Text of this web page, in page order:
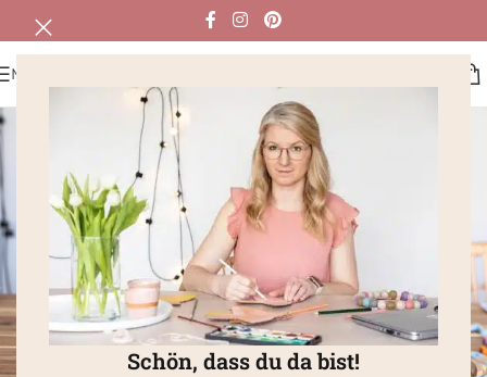
Schön, dass du da bist!
MENÜ
EINSCHULUNG DIY IDEEN,FESTE
Einschulung Deko basteln: schnelle
Tischdeko mit Buntstiften
Svenni_liebtAn 5. Juni 2026
Hier kommt eine einfache Idee für die
Tischdeko zur
Einschulung, die du ganz einfach basteln kannst. Die
mit Buntstiftenist schnell gemacht und passt perfekt zum
Schulanfang.